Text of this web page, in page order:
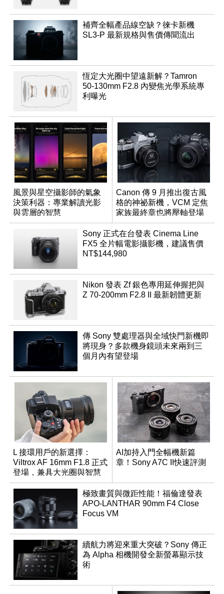
補齊全幅產品線空缺？徠卡新機
SL3-P 最新規格與售價傳聞流出
恆定大光圈中望遠新解？Tamron
50-130mm F2.8 內變焦光學系統專
利曝光
風景與星空攝影師的氣象
決策利器：專業解讀光影
與雲層的智慧
App「Atmos」登場
Canon 傳 9 月推出復古風
格的神祕新機，VCM 定焦
家族最終章也將壓軸登場
Sony 正式在台發表 Cinema Line
FX5 全片幅電影攝影機，建議售價
NT$144,980
Nikon 發表 Zf 銀色專用延伸握把與
Z 70-200mm F2.8 II 最新韌體更新
傳 Sony 雙處理器與全域快門新機即
將現身？多款機身鏡頭未來兩到三
個月內有望登場
L 接環用戶的新選擇：
Viltrox AF 16mm F1.8 正式
登場，兼具大光圈與智慧
數位介面
AI加持入門全幅機新篇
章！Sony A7C II快速評測
極致畫質與微距性能！福倫達發表
APO-LANTHAR 90mm F4 Close
Focus VM
續航力將迎來重大突破？Sony 傳正
為 Alpha 相機開發全新螢幕顯示技
術